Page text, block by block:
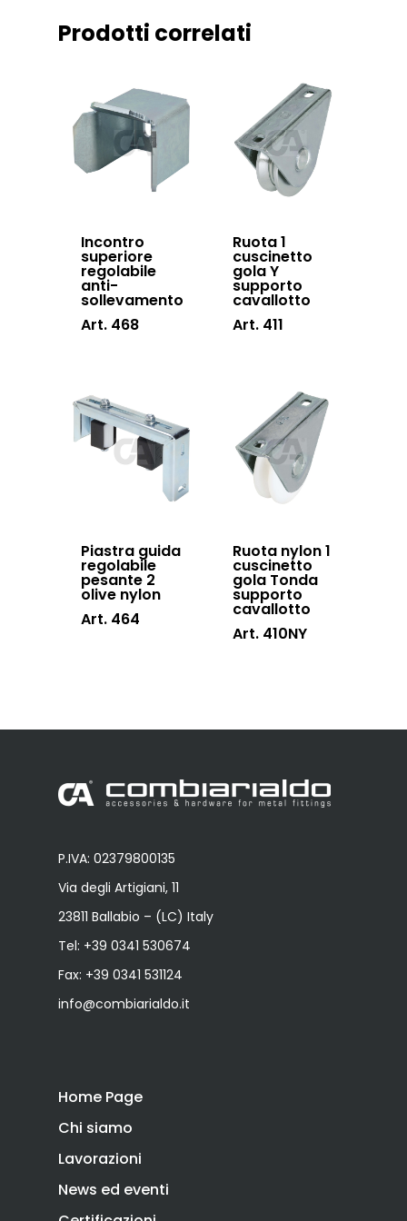
Prodotti correlati
Incontro
superiore
regolabile
anti-
sollevamento
Art. 468
Ruota 1
cuscinetto
gola Y
supporto
cavallotto
Art. 411
Piastra guida
regolabile
pesante 2
olive nylon
Art. 464
Ruota nylon 1
cuscinetto
gola Tonda
supporto
cavallotto
Art. 410NY
P.IVA: 02379800135
Via degli Artigiani, 11
23811 Ballabio – (LC) Italy
Tel: +39 0341 530674
Fax: +39 0341 531124
info@combiarialdo.it
Home Page
Chi siamo
Lavorazioni
News ed eventi
Accessori
sospesi
Swing gates
accessories
Hardware
Inox
Certificazioni
Contatti